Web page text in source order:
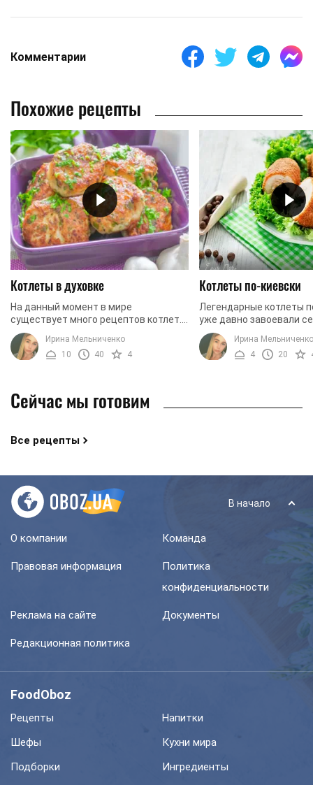
Комментарии
Похожие рецепты
Котлеты в духовке
На данный момент в мире
существует много рецептов котлет.
Можно делать котлеты из рыбы,
овощей и даже фруктов. Но мы
сегодня будем придерживаться ...
Ирина Мельниченко
10
40 4
Котлеты по-киевски
Легендарные котлеты
уже давно завоевали
только украинцев, но
национальностей. И
удивительно. Сочное, ...
Ирина Мельниченко
4
20
Сейчас мы готовим
Все рецепты
В начало
О компании Команда
Правовая информация
Политика
конфиденциальности
Реклама на сайте Документы
Редакционная политика
FoodOboz
Рецепты
Напитки
Шефы
Кухни мира
Подборки
Ингредиенты